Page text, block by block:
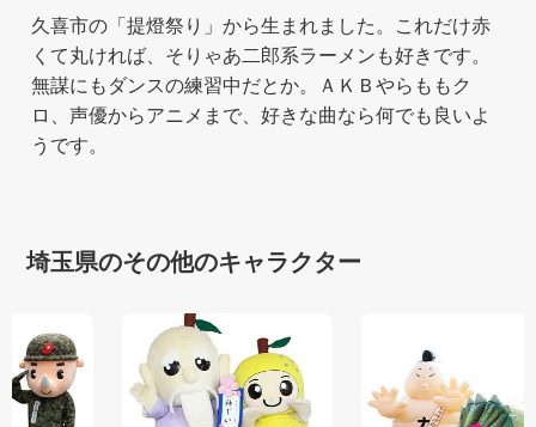
久喜市の「提燈祭り」から生まれました。これだけ赤
くて丸ければ、そりゃあ二郎系ラーメンも好きです。
無謀にもダンスの練習中だとか。ＡＫＢやらももク
ロ、声優からアニメまで、好きな曲なら何でも良いよ
うです。
埼玉県のその他のキャラクター